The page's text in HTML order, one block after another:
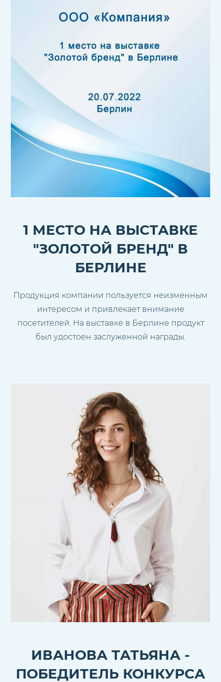
1 МЕСТО НА ВЫСТАВКЕ
"ЗОЛОТОЙ БРЕНД" В
БЕРЛИНЕ
Продукция компании пользуется неизменным
интересом и привлекает внимание
посетителей. На выставке в Берлине продукт
был удостоен заслуженной награды.
ИВАНОВА ТАТЬЯНА -
ПОБЕДИТЕЛЬ КОНКУРСА